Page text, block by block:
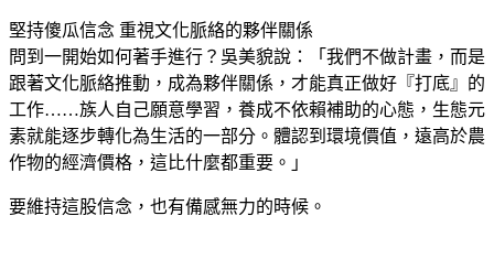
堅持傻瓜信念 重視文化脈絡的夥伴關係
問到一開始如何著手進行？吳美貌說：「我們不做計畫，而是
跟著文化脈絡推動，成為夥伴關係，才能真正做好『打底』的
工作……族人自己願意學習，養成不依賴補助的心態，生態元
素就能逐步轉化為生活的一部分。體認到環境價值，遠高於農
作物的經濟價格，這比什麼都重要。」
要維持這股信念，也有備感無力的時候。